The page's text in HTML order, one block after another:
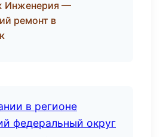
Инженерия —
ремонт в
в регионе
федеральный округ